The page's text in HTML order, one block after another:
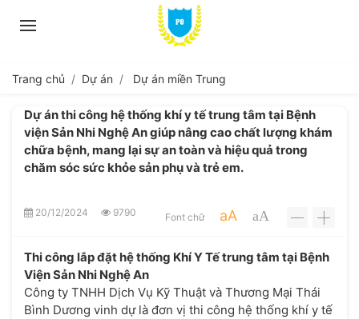
Trang chủ Dự án Dự án miền Trung
Dự án thi công hệ thống khí y tế trung tâm tại Bệnh
viện Sản Nhi Nghệ An giúp nâng cao chất lượng khám
chữa bệnh, mang lại sự an toàn và hiệu quả trong
chăm sóc sức khỏe sản phụ và trẻ em.
20/12/2024 9790 Font chữ aA aA - +
Thi công lắp đặt hệ thống Khí Y Tế trung tâm tại Bệnh
Viện Sản Nhi Nghệ An
Công ty TNHH Dịch Vụ Kỹ Thuật và Thương Mại Thái
Bình Dương vinh dự là đơn vị thi công hệ thống khí y tế